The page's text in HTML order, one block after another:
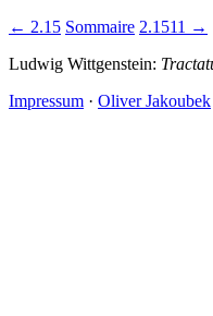
← 2.15 Sommaire 2.1511 →
Ludwig Wittgenstein:
Impressum · Oliver Jakoubek